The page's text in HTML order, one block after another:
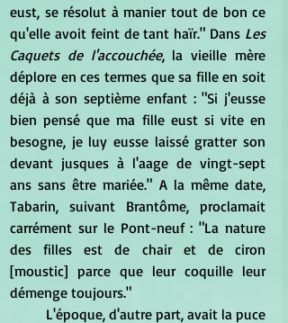
eust, se résolut à manier tout de bon ce
qu'elle avoit feint de tant haïr." Dans Les
Caquets de l'accouchée, la vieille mère
déplore en ces termes que sa fille en soit
déjà à son septième enfant : "Si j'eusse
bien pensé que ma fille eust si vite en
besogne, je luy eusse laissé gratter son
devant jusques à l'aage de vingt-sept
ans sans être mariée." A la même date,
Tabarin, suivant Brantôme, proclamait
carrément sur le Pont-neuf : "La nature
des filles est de chair et de ciron
[moustic] parce que leur coquille leur
démenge toujours."
L'époque, d'autre part, avait la puce